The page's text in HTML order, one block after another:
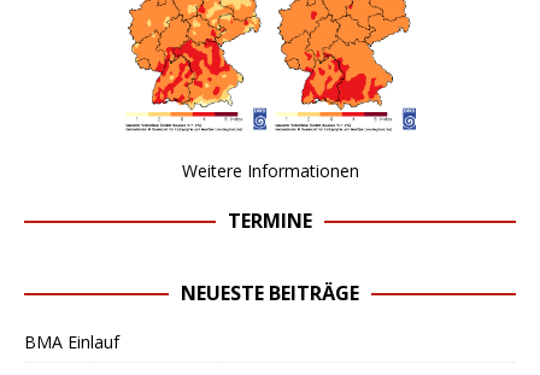
Weitere Informationen
TERMINE
NEUESTE BEITRÄGE
BMA Einlauf